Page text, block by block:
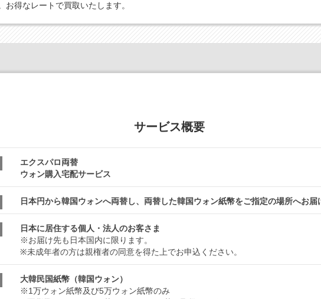
お得なレートで買取いたします。
サービス概要
エクスパロ両替
ウォン購入宅配サービス
日本円から韓国ウォンへ両替し、両替した韓国ウォン紙幣をご指定の場所へお届
日本に居住する個人・法人のお客さま
※お届け先も日本国内に限ります。
※未成年者の方は親権者の同意を得た上でお申込ください。
大韓民国紙幣（韓国ウォン）
※1万ウォン紙幣及び5万ウォン紙幣のみ